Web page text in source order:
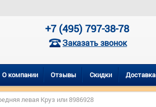
+7 (495) 797-38-78
Заказать звонок
О компании Отзывы Скидки Доставка